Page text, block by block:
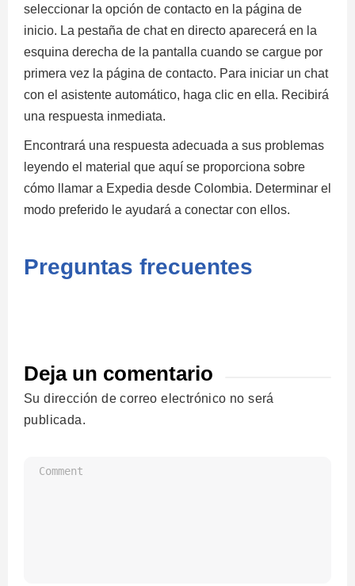
seleccionar la opción de contacto en la página de
inicio. La pestaña de chat en directo aparecerá en la
esquina derecha de la pantalla cuando se cargue por
primera vez la página de contacto. Para iniciar un chat
con el asistente automático, haga clic en ella. Recibirá
una respuesta inmediata.
Encontrará una respuesta adecuada a sus problemas
leyendo el material que aquí se proporciona sobre
cómo llamar a Expedia desde Colombia. Determinar el
modo preferido le ayudará a conectar con ellos.
Preguntas frecuentes
Deja un comentario
Su dirección de correo electrónico no será
publicada.